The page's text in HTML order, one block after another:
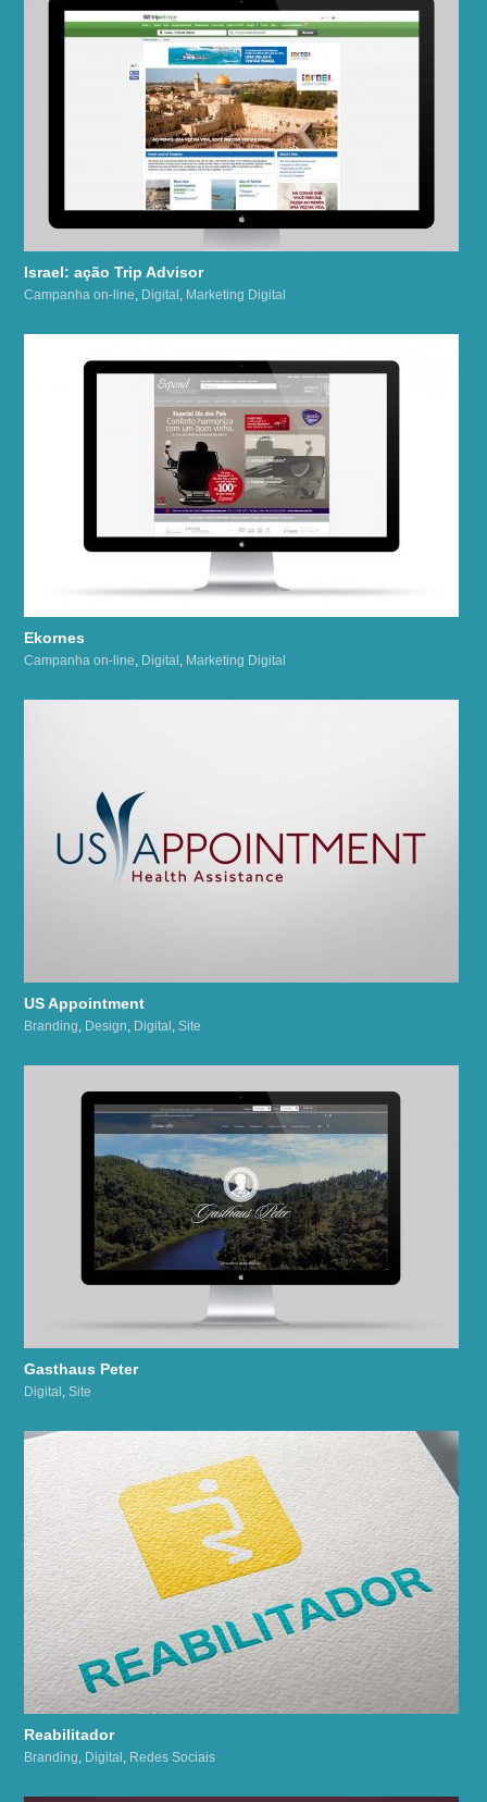
Israel: ação Trip Advisor
Campanha on-line, Digital , Marketing Digital
Ekornes
Campanha on-line, Digital , Marketing Digital
US Appointment
Branding, Design, Digital ,Site
Gasthaus Peter
Digital ,Site
Reabilitador
Branding, Digital , Redes Sociais